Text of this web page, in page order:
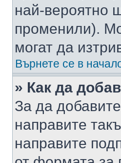
най-вероятно
променили).
могат да
Върнете се в
» Как да
За да
направите
направите